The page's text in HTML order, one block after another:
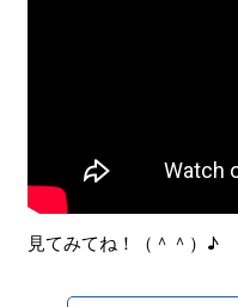
見てみてね！（＾＾）♪